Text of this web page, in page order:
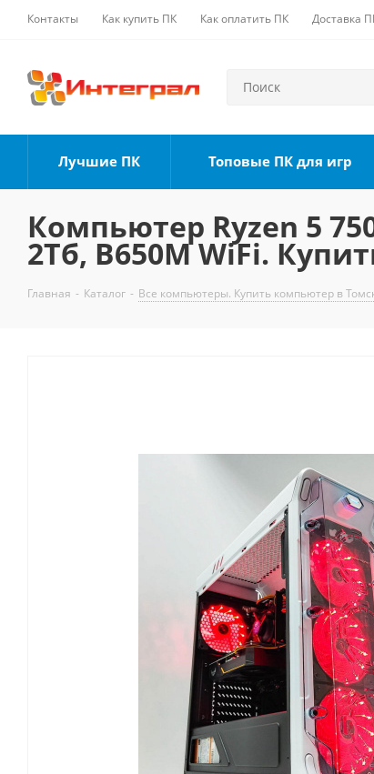
Контакты Как купить ПК Как оплатить ПК Доставка
Лучшие ПК Топовые ПК для игр
Компьютер Ryzen 5
2Тб, B650M WiFi.
Главная - Каталог - Все компьютеры. Купить компьютер в